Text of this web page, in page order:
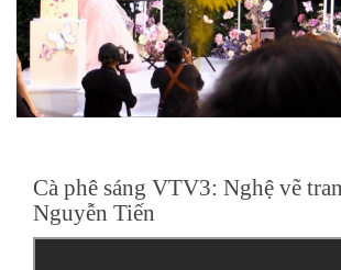
Cà phê sáng VTV3: Nghệ vẽ
Nguyễn Tiến